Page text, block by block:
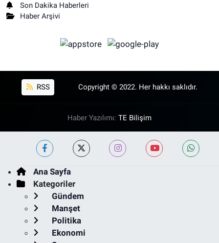
Son Dakika Haberleri
Haber Arşivi
RSS Copyright © 2022. Her hakkı saklıdır.
Haber Yazılımı: TE Bilişim
Ana Sayfa
Kategoriler
Gündem
Manşet
Politika
Ekonomi